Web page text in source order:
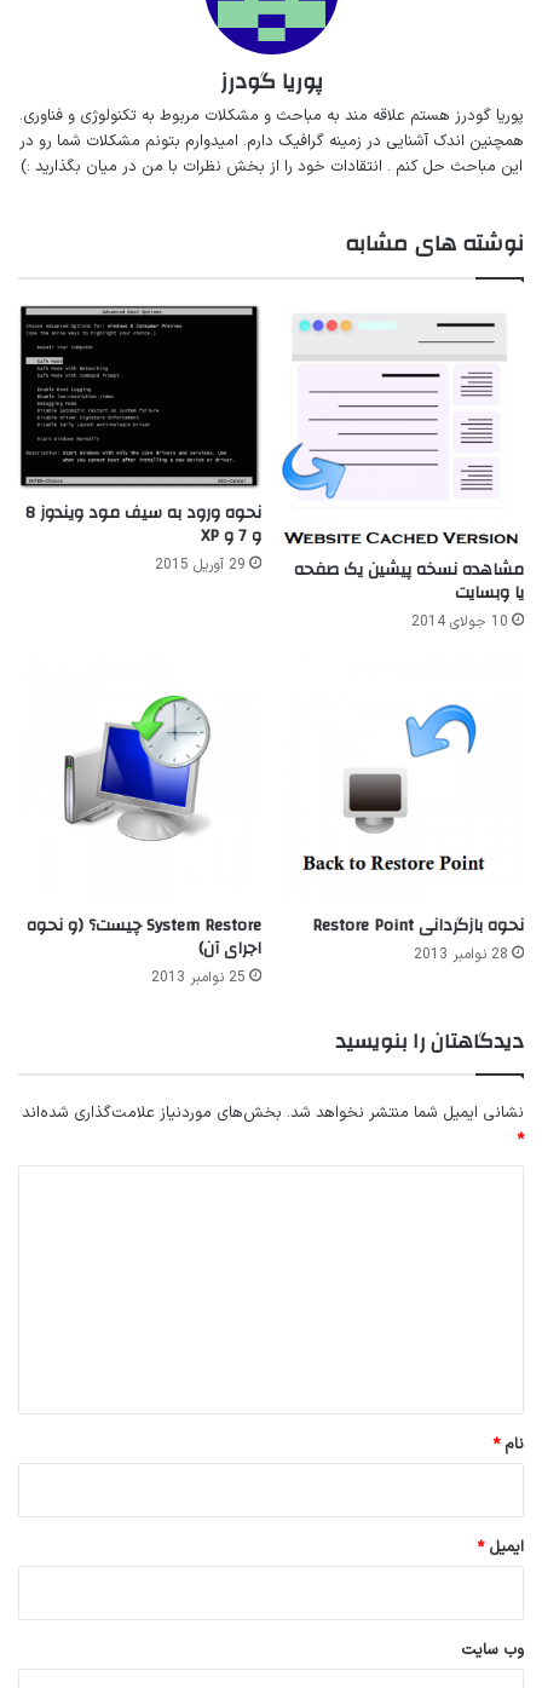
پوریا گودرز
پوریا گودرز هستم‌ علاقه مند به مباحث‌ و‌‌ مشکلات مربوط به تکنولوژی و فناوری.
همچنین اندک آشنایی در زمینه گرافیک دارم. امیدوارم بتونم مشکلات شما رو در
این مباحث حل کنم . انتقادات خود را از بخش نظرات با من در میان بگذارید :)
نوشته های مشابه
مشاهده نسخه پیشین یک صفحه
یا وبسایت
10 جولای 2014
نحوه ورود به سیف مود ویندوز 8
و 7 و XP
29 آوریل 2015
نحوه بازگردانی Restore Point
28 نوامبر 2013
System Restore چیست؟ (و نحوه
اجرای آن)
25 نوامبر 2013
دیدگاهتان را بنویسید
نشانی ایمیل شما منتشر نخواهد شد. بخش‌های موردنیاز علامت‌گذاری شده‌اند
*
نام*
ایمیل*
وب‌ سایت